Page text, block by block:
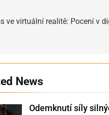
ve virtuální realitě: Pocení v
News
Odemknutí síly